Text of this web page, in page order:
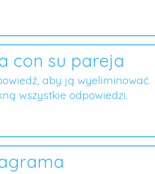
con su pareja
aby ją wyeliminować.
wszystkie odpowiedzi.